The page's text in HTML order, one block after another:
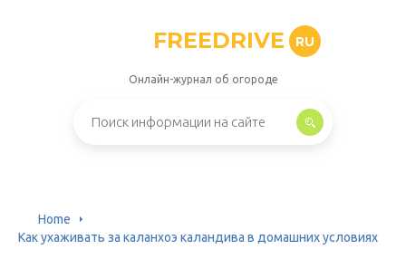
FREEDRIVE RU
Онлайн-журнал об огороде
Home
Как ухаживать за каланхоэ каландива в домашних условиях